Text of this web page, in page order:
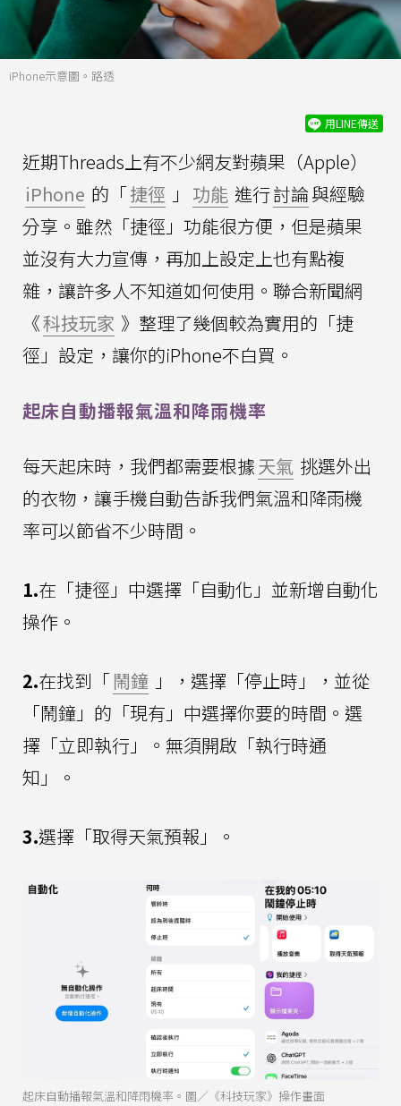
iPhone示意圖。路透
用LINE傳送
近期Threads上有不少網友對蘋果（Apple）
iPhone 的「捷徑 」 功能 進行討論與經驗
分享。雖然「捷徑」功能很方便，但是蘋果
並沒有大力宣傳，再加上設定上也有點複
雜，讓許多人不知道如何使用。聯合新聞網
《科技玩家 》整理了幾個較為實用的「捷
徑」設定，讓你的iPhone不白買。
起床自動播報氣溫和降雨機率
每天起床時，我們都需要根據天氣 挑選外出
的衣物，讓手機自動告訴我們氣溫和降雨機
率可以節省不少時間。
1.在「捷徑」中選擇「自動化」並新增自動化
操作。
2.在找到「鬧鐘 」，選擇「停止時」，並從
「鬧鐘」的「現有」中選擇你要的時間。選
擇「立即執行」。無須開啟「執行時通
知」。
3.選擇「取得天氣預報」。
起床自動播報氣溫和降雨機率。圖／《科技玩家》操作畫面